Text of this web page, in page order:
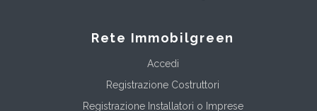
Rete Immobilgreen
Accedi
Registrazione Costruttori
Registrazione Installatori o Imprese